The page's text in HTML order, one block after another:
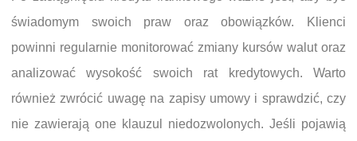
świadomym swoich praw oraz obowiązków. Klienci
powinni regularnie monitorować zmiany kursów walut oraz
analizować wysokość swoich rat kredytowych. Warto
również zwrócić uwagę na zapisy umowy i sprawdzić, czy
nie zawierają one klauzul niedozwolonych. Jeśli pojawią